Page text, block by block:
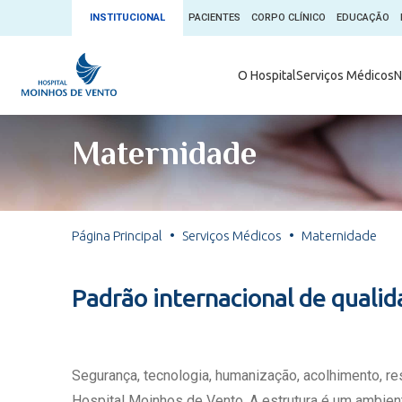
INSTITUCIONAL PACIENTES CORPO CLÍNICO EDUCAÇÃO
O HospitalServiços Médicos
Serviços Médicos
Núcleos e Especialidades
Exames
Fale com o Moinhos
Seu Médico
Ambulatório
Comitê de
Conheça
Blog Saúde
Convênios
Doação de
Escritório
Maternidade
Página Principal Serviços Médicos Maternidade
Padrão internacional de
Segurança, tecnologia, humanização, acolhimento,